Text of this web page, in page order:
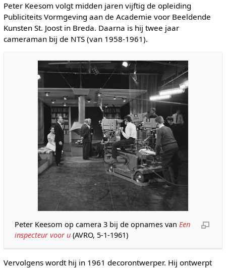
Peter Keesom volgt midden jaren vijftig de opleiding
Publiciteits Vormgeving aan de Academie voor Beeldende
Kunsten St. Joost in Breda. Daarna is hij twee jaar
cameraman bij de NTS (van 1958-1961).
Peter Keesom op camera 3 bij de opnames vanEen
inspecteur voor u (AVRO, 5-1-1961)
Vervolgens wordt hij in 1961 decorontwerper. Hij ontwerpt